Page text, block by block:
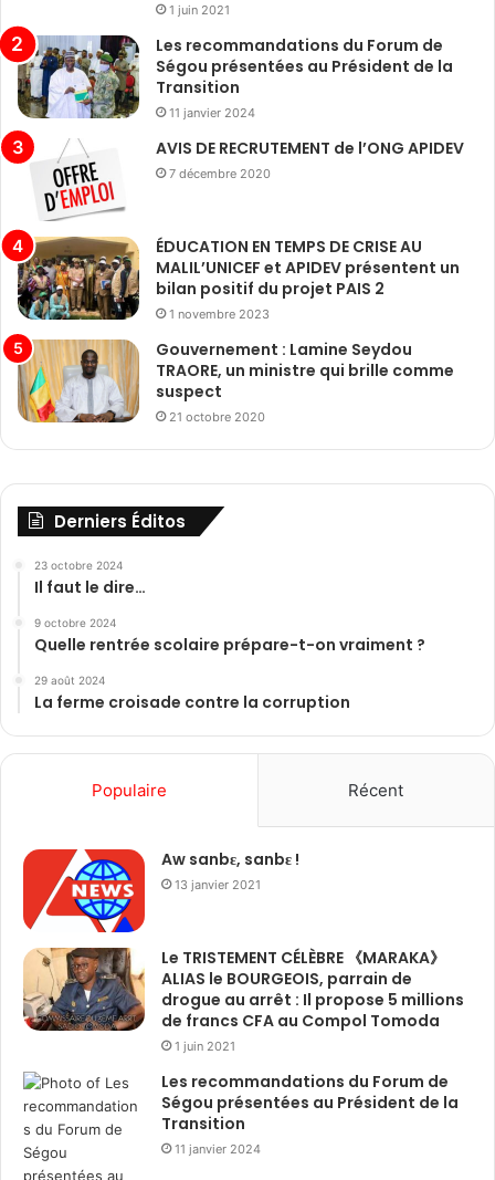
1 juin 2021
Les recommandations du Forum de
Ségou présentées au Président de la
Transition
11 janvier 2024
AVIS DE RECRUTEMENT de l’ONG APIDEV
7 décembre 2020
ÉDUCATION EN TEMPS DE CRISE AU
MALIL’UNICEF et APIDEV présentent un
bilan positif du projet PAIS 2
1 novembre 2023
Gouvernement : Lamine Seydou
TRAORE, un ministre qui brille comme
suspect
21 octobre 2020
Derniers Éditos
23 octobre 2024
Il faut le dire…
9 octobre 2024
Quelle rentrée scolaire prépare-t-on vraiment ?
29 août 2024
La ferme croisade contre la corruption
Populaire Récent
Aw sanbɛ, sanbɛ !
13 janvier 2021
Le TRISTEMENT CÉLÈBRE 《MARAKA》
ALIAS le BOURGEOIS, parrain de
drogue au arrêt : Il propose 5 millions
de francs CFA au Compol Tomoda
1 juin 2021
Les recommandations du Forum de
Ségou présentées au Président de la
Transition
11 janvier 2024